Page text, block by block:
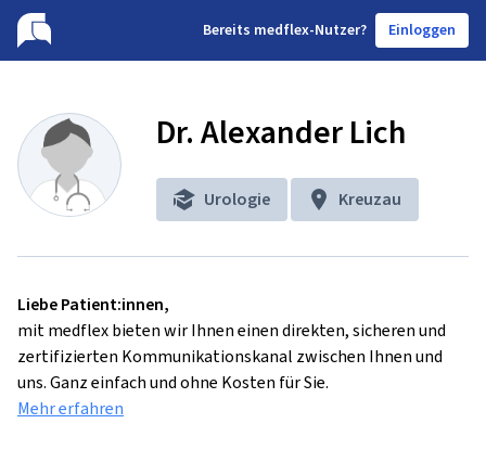
Bereits medflex-Nutzer? Einloggen
Dr. Alexander Lich
Urologie Kreuzau
Liebe Patient:innen,
mit medflex bieten wir Ihnen einen direkten, sicheren und
zertifizierten Kommunikationskanal zwischen Ihnen und
uns. Ganz einfach und ohne Kosten für Sie.
Mehr erfahren